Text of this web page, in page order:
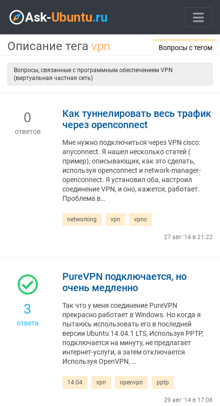
Описание тега vpn Вопросы с тегом
Вопросы, связанные с программным обеспечением VPN
(виртуальная частная сеть)
0
ответов
Как туннелировать весь трафик
через openconnect
Мне нужно подключиться через VPN cisco:
anyconnect. Я нашел несколько статей (
пример), описывающих, как это сделать,
используя openconnect и network-manager-
openconnect. Я установил оба, настроил
соединение VPN, и оно, кажется, работает.
Проблема в…
networking vpn vpnc
27 авг '14 в 21:22
3
ответа
PureVPN подключается, но
очень медленно
Так что у меня соединение PureVPN
прекрасно работает в Windows. Но когда я
пытаюсь использовать его в последней
версии Ubuntu 14.04.1 LTS, Используя PPTP,
подключается на минуту, не предлагает
интернет-услуги, а затем отключается
Используя OpenVPN, …
14.04 vpn openvpn pptp
29 авг '14 в 17:08